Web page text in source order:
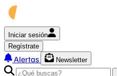
Iniciar sesión
Regístrate
Alertas
Newsletter